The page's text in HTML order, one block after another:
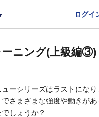
ログイ
ニング(上級編③)
ーシリーズはラストになり
さまざまな強度や動きがあ
しょうか？